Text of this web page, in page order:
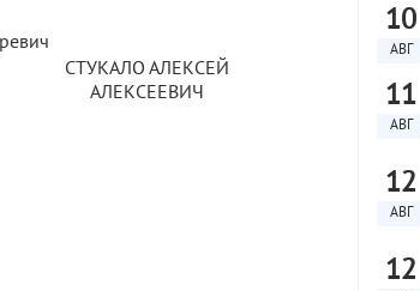
СТУКАЛО АЛЕКСЕЙ
АЛЕКСЕЕВИЧ
10
АВГ
11
АВГ
12
АВГ
12